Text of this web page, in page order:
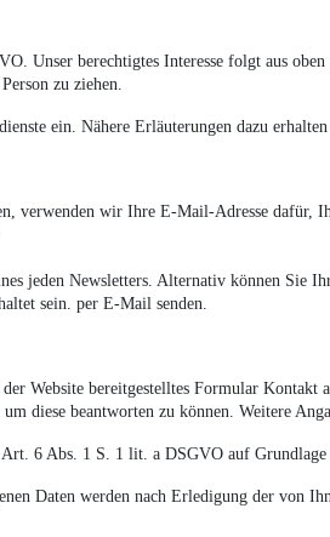
Unser berechtigtes Interesse folgt aus
zu ziehen.
ein. Nähere Erläuterungen dazu
wir Ihre E-Mail-Adresse dafür,
jeden Newsletters. Alternativ können Sie
sein. per E-Mail senden.
Website bereitgestelltes Formular Kontakt
diese beantworten zu können. Weitere
6 Abs. 1 S. 1 lit. a DSGVO auf
Daten werden nach Erledigung der von